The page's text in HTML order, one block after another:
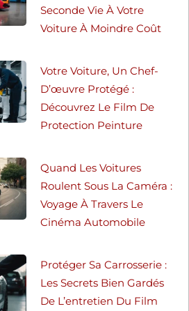
Seconde Vie À Votre
Voiture À Moindre Coût
Votre Voiture, Un Chef-
D’œuvre Protégé :
Découvrez Le Film De
Protection Peinture
Quand Les Voitures
Roulent Sous La Caméra :
Voyage À Travers Le
Cinéma Automobile
Protéger Sa Carrosserie :
Les Secrets Bien Gardés
De L’entretien Du Film